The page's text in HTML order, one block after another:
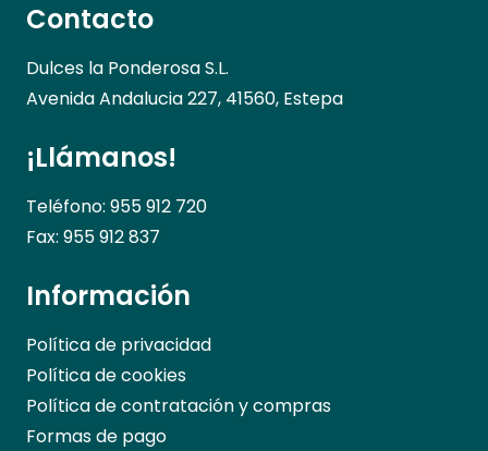
Contacto
Dulces la Ponderosa S.L.
Avenida Andalucia 227, 41560, Estepa
¡Llámanos!
Teléfono: 955 912 720
Fax: 955 912 837
Información
Política de privacidad
Política de cookies
Política de contratación y compras
Formas de pago